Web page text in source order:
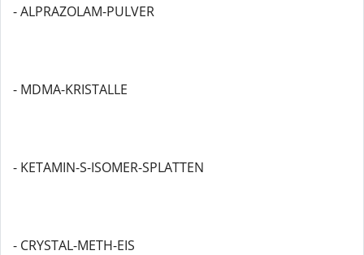
- ALPRAZOLAM-PULVER
- MDMA-KRISTALLE
- KETAMIN-S-ISOMER-SPLATTEN
- CRYSTAL-METH-EIS